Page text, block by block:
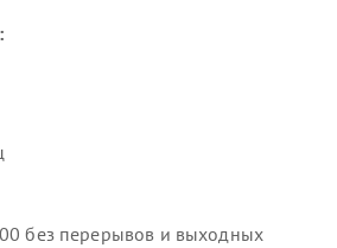
без перерывов и выходных